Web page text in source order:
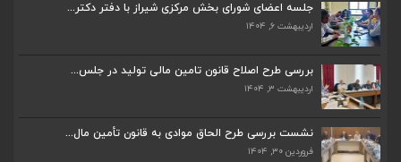
جلسه اعضای شورای بخش مرکزی شیراز با دفتر دکتر...
اردیبهشت ۶, ۱۴۰۴
بررسی طرح اصلاح قانون تامین مالی تولید در جلس...
اردیبهشت ۳, ۱۴۰۴
نشست بررسی طرح الحاق موادی به قانون تأمین مال...
فروردین ۳۰, ۱۴۰۴
پیگیری دکتر قادری و سایر نمایندگان شیراز ارتق...
اردیبهشت ۲۳, ۱۴۰۴
ضرورت تکمیل قطعات ۷ و ۸ آزادراه شیراز به اصفه...
اردیبهشت ۲۳, ۱۴۰۴